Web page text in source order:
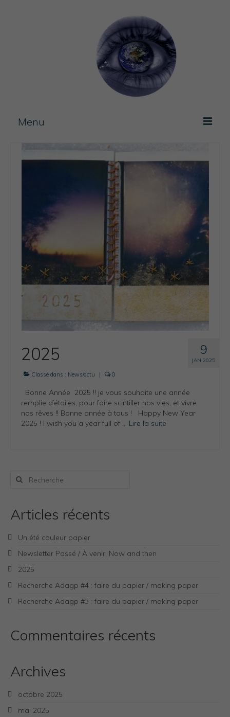
Menu
Photos Inspiration / Voyages
Boutique
Bio.FR
Bio.EN
9
JAN 2025
2025
Classé dans : News/actu | 0
Bonne Année 2025 !! je vous souhaite une année
remplie d’étoiles, pour faire scintiller nos vies, et vivre
nos rêves !! Bonne année à tous ! Happy New Year
2025 ! I wish you a year full of … Lire la suite­­
Rechercher
Articles récents
Un été couleur papier
Newsletter Passé / À venir, Now and then
2025
Recherche Adagp #4 : faire du papier / making paper
Recherche Adagp #3 : faire du papier / making paper
Commentaires récents
Archives
octobre 2025
mai 2025